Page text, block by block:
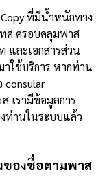
ที่มีน้ำหนักทาง
ศ ครอบคลุมพาส
และเอกสารส่วน
ใช้บริการ หากท่าน
consular
เรามีข้อมูลการ
ท่านในระบบแล้ว
ของชื่อตามพาส